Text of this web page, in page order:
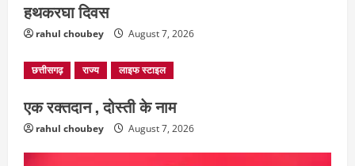
हथकरघा दिवस
rahul choubey August 7, 2026
छत्तीसगढ़ राज्य लाइफ स्टाइल
एक रक्तदान , दोस्ती के नाम
rahul choubey August 7, 2026